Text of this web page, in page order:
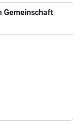
Gemeinschaft